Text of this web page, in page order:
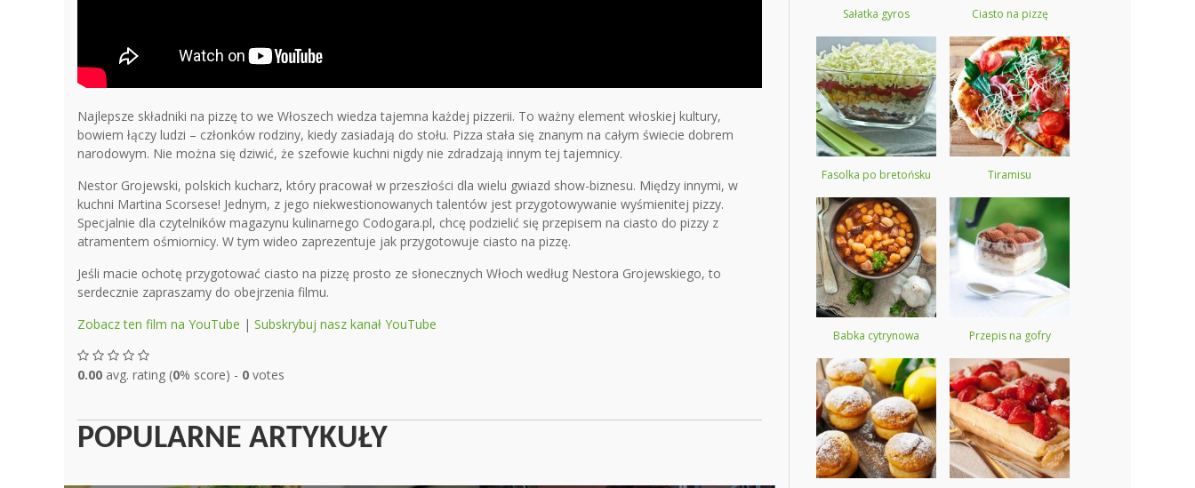
Najlepsze składniki na pizzę to we Włoszech wiedza tajemna każdej pizzerii. To ważny element włoskiej kultury,
bowiem łączy ludzi – członków rodziny, kiedy zasiadają do stołu. Pizza stała się znanym na całym świecie dobrem
narodowym. Nie można się dziwić, że szefowie kuchni nigdy nie zdradzają innym tej tajemnicy.
Nestor Grojewski, polskich kucharz, który pracował w przeszłości dla wielu gwiazd show-biznesu. Między innymi, w
kuchni Martina Scorsese! Jednym, z jego niekwestionowanych talentów jest przygotowywanie wyśmienitej pizzy.
Specjalnie dla czytelników magazynu kulinarnego Codogara.pl, chcę podzielić się przepisem na ciasto do pizzy z
atramentem ośmiornicy. W tym wideo zaprezentuje jak przygotowuje ciasto na pizzę.
Jeśli macie ochotę przygotować ciasto na pizzę prosto ze słonecznych Włoch według Nestora Grojewskiego, to
serdecznie zapraszamy do obejrzenia filmu.
Zobacz ten film na YouTube | Subskrybuj nasz kanał YouTube
0.00 avg. rating (0% score) - 0 votes
POPULARNE ARTYKUŁY
Sałatka gyros Ciasto na pizzę
Fasolka po bretońsku Tiramisu
Babka cytrynowa Przepis na gofry